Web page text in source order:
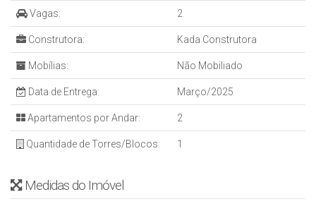
Vagas: 2
Construtora: Kada Construtora
Mobílias: Não Mobiliado
Data de Entrega: Março/2025
Apartamentos por Andar: 2
Quantidade de Torres/Blocos: 1
Medidas do Imóvel